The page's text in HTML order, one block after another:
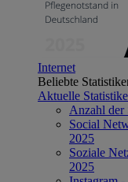
Internet
Beliebte
Aktuelle
Anzahl der
Social
2025
Soziale
2025